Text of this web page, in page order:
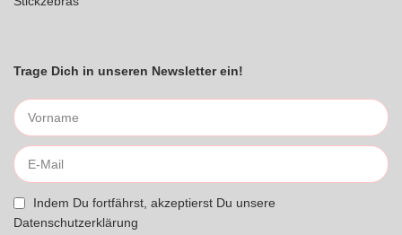
Trage Dich in unseren Newsletter ein!
Indem Du fortfährst, akzeptierst Du unsere
Datenschutzerklärung